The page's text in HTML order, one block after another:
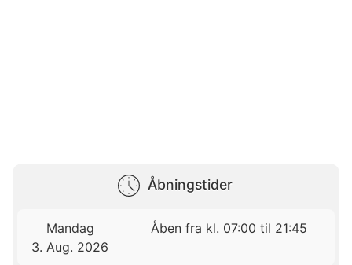
Åbningstider
Mandag
3. Aug. 2026
Åben fra kl. 07:00 til 21:45